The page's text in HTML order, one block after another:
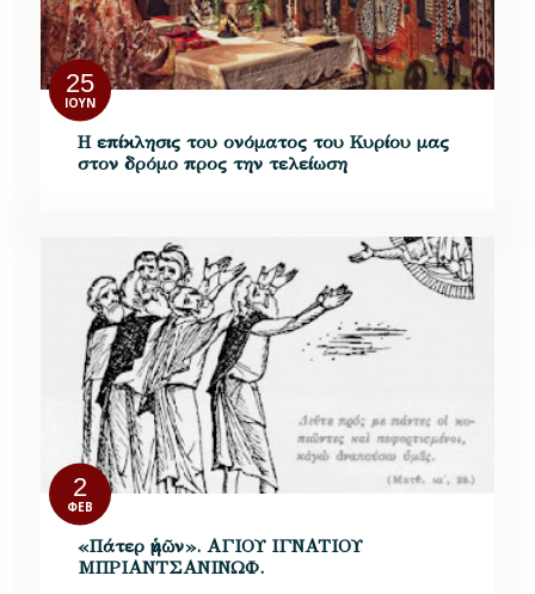
25
ΙΟΎΝ
Η επίκλησις του ονόματος του Κυρίου μας
στον δρόμο προς την τελείωση
2
ΦΕΒ
«Πάτερ ἡμῶν». ΑΓΙΟΥ ΙΓΝΑΤΙΟΥ
ΜΠΡΙΑΝΤΣΑΝΙΝΩΦ.